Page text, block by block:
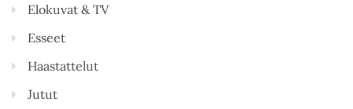
Elokuvat & TV
Esseet
Haastattelut
Jutut